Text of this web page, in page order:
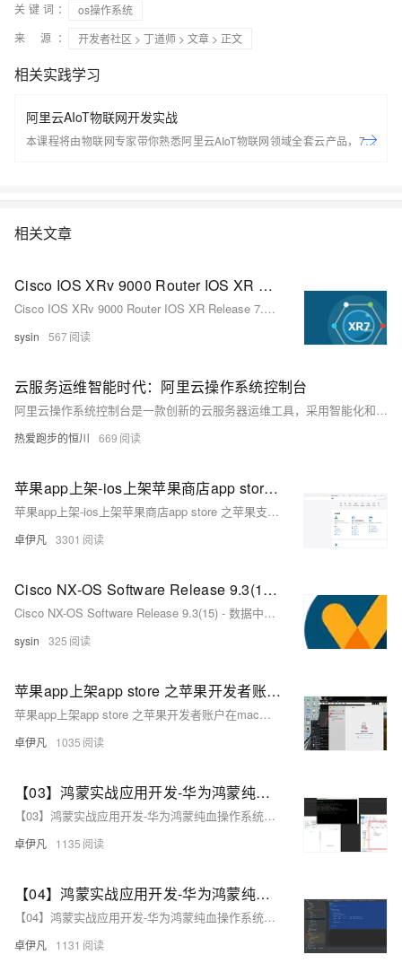
关键词：
os操作系统
来 源：
开发者社区 > 丁道师 > 文章 > 正文
相关实践学习
阿里云AIoT物联网开发实战
本课程将由物联网专家带你熟悉阿里云AIoT物联网领域全套云产品，7天
相关文章
Cisco IOS XRv 9000 Router IOS XR Release 7.11.2 MD - 思科 IOS XR 网络操作系统
Cisco IOS XRv 9000 Router IOS XR Release 7.11.2 MD - 思科 IOS XR 网络操作系统
sysin 567
云服务运维智能时代：阿里云操作系统控制台
阿里云操作系统控制台是一款创新的云服务器运维工具，采用智能化和可视化方式简化运维工作。通过AI技术实时监控服务器状态，自动分析性能瓶颈和故障原因，生成详细的诊断报告与优化建议。用户无需复杂命令行操作，仅需通过图形化界面即可高效处理问题，降低技术门槛并提升故障处理效率。尤其在服务器宕机等紧急情况下，智能诊断工具能快速定位问题根源，确保业务稳定运行。此外，控制台还提供内存、存储、网络等专项诊断功能，帮助用户全面了解系统资源使用情况，进一步优化服务器性能。这种智能化运维方式不仅提升了工作效率，也让个人开发者和企业用户能够更专注于核心业务的发展。
热爱跑步的恒川 669
苹果app上架-ios上架苹果商店app store 之苹果支付In - App Purchase内购配置-优雅草卓伊凡
苹果app上架-ios上架苹果商店app store 之苹果支付In - App Purchase内购配置-优雅草卓伊凡
卓伊凡 3301
Cisco NX-OS Software Release 9.3(15) - 数据中心网络操作系统
Cisco NX-OS Software Release 9.3(15) - 数据中心网络操作系统
sysin 325
苹果app上架app store 之苹果开发者账户在mac电脑上如何使用钥匙串访问-发行-APP发布证书ios_distribution.cer-优雅草卓伊凡
苹果app上架app store 之苹果开发者账户在mac电脑上如何使用钥匙串访问-发行-APP发布证书ios_distribution.cer-优雅草卓伊凡
卓伊凡 1035
【03】鸿蒙实战应用开发-华为鸿蒙纯血操作系统Harmony OS NEXT-测试hello word效果-虚拟华为手机真机环境调试-为DevEco Studio编译器安装中文插件-测试写一个滑动块效果-介绍诸如ohos.ui等依赖库-全过程实战项目分享-从零开发到上线-优雅草卓伊凡
【03】鸿蒙实战应用开发-华为鸿蒙纯血操作系统Harmony OS NEXT-测试hello word效果-虚拟华为手机真机环境调试-为DevEco Studio编译器安装中文插件-测试写一个滑动块效果-介绍诸如ohos.ui等依赖库-全过程实战项目分享-从零开发到上线-优雅草卓伊凡
卓伊凡 1135
【04】鸿蒙实战应用开发-华为鸿蒙纯血操作系统Harmony OS NEXT-正确安装鸿蒙SDK-结构目录介绍-路由介绍-帧动画（ohos.animator）书写介绍-能够正常使用依赖库等-ArkUI基础组件介绍-全过程实战项目分享-从零开发到上线-优雅草卓伊凡
【04】鸿蒙实战应用开发-华为鸿蒙纯血操作系统Harmony OS NEXT-正确安装鸿蒙SDK-结构目录介绍-路由介绍-帧动画（ohos.animator）书写介绍-能够正常使用依赖库等-ArkUI基础组件介绍-全过程实战项目分享-从零开发到上线-优雅草卓伊凡
卓伊凡 1131